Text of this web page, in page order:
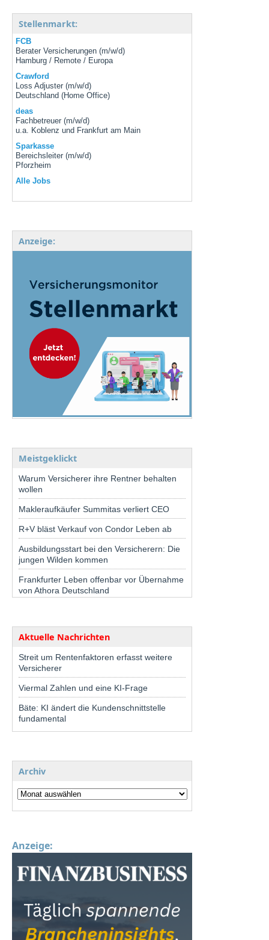
Stellenmarkt:
FCB
Berater Versicherungen (m/w/d)
Hamburg / Remote / Europa
Crawford
Loss Adjuster (m/w/d)
Deutschland (Home Office)
deas
Fachbetreuer (m/w/d)
u.a. Koblenz und Frankfurt am Main
Sparkasse
Bereichsleiter (m/w/d)
Pforzheim
Alle Jobs
Anzeige:
Meistgeklickt
Warum Versicherer ihre Rentner behalten
wollen
Makleraufkäufer Summitas verliert CEO
R+V bläst Verkauf von Condor Leben ab
Ausbildungsstart bei den Versicherern: Die
jungen Wilden kommen
Frankfurter Leben offenbar vor Übernahme
von Athora Deutschland
Aktuelle Nachrichten
Streit um Rentenfaktoren erfasst weitere
Versicherer
Viermal Zahlen und eine KI-Frage
Bäte: KI ändert die Kundenschnittstelle
fundamental
Archiv
Anzeige: